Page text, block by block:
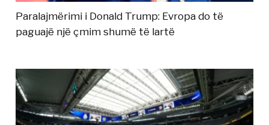
Paralajmërimi i Donald Trump: Evropa do të
paguajë një çmim shumë të lartë